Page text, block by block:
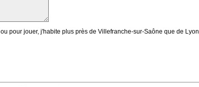
pour jouer, j'habite plus près de Villefranche-sur-Saône que de Lyon